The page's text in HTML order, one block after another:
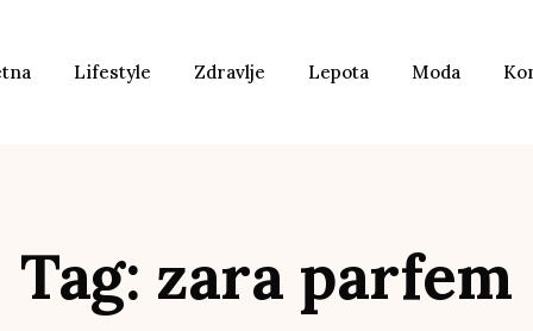
Lifestyle Zdravlje Lepota Moda
Tag: zara parfem